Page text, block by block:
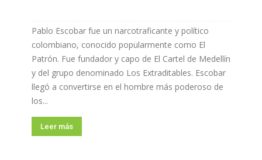
Pablo Escobar fue un narcotraficante y político
colombiano, conocido popularmente como El
Patrón. Fue fundador y capo de El Cartel de Medellín
y del grupo denominado Los Extraditables. Escobar
llegó a convertirse en el hombre más poderoso de
los...
Leer más